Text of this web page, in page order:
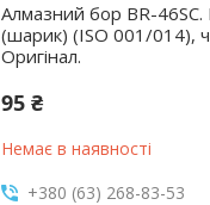
Алмазний бор BR-
(шарик) (ISO 001/014),
Оригінал.
95 ₴
Немає в наявності
+380 (63) 268-83-53